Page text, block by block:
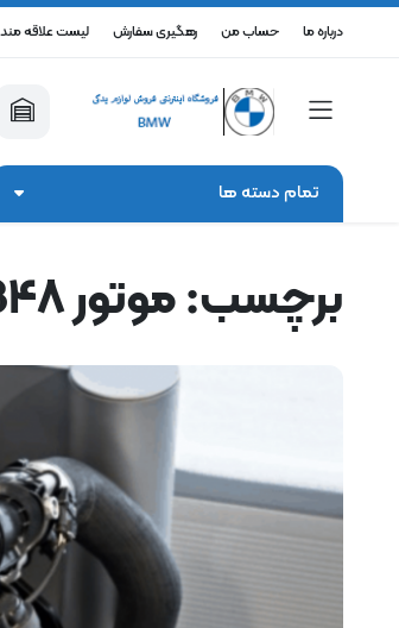
درباره ما حساب من رهگیری سفارش لیست علاقه
تمام دسته ها
برچسب:موتور B48 بی ام و